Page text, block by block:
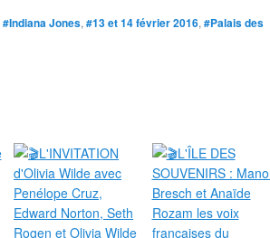
#Indiana Jones, #13 et 14 février 2016, #Palais des